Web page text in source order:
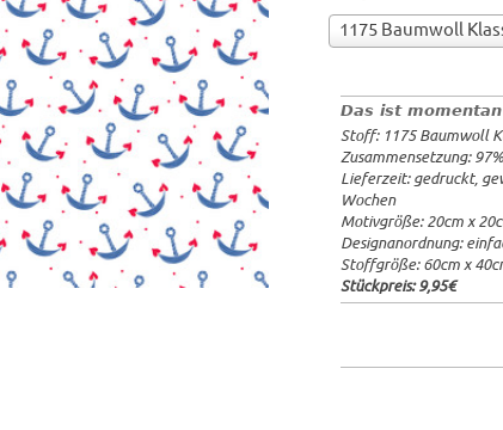
Das ist
Stoff: 1175 Baumwoll
Zusammensetzung:
Lieferzeit: gedruckt,
Wochen
Motivgröße: 20cm x
Designanordnung:
Stoffgröße: 60cm x
Stückpreis:9,95€
1175 Baumwoll
Gewicht:
Lieferzeit:
20x20cm:
60x40cm:
ab 1m:
ab 10m:
ab 50m:
Wähle
Deinen
und
scroll
durch
die
Stoffübersicht
und
suche
Dir
den
Stoff
dem